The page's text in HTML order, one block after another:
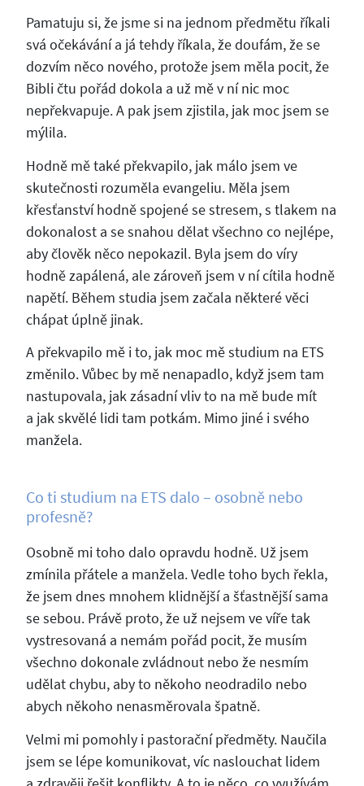
Pamatuju si, že jsme si na jednom předmětu říkali
svá očekávání a já tehdy říkala, že doufám, že se
dozvím něco nového, protože jsem měla pocit, že
Bibli čtu pořád dokola a už mě v ní nic moc
nepřekvapuje. A pak jsem zjistila, jak moc jsem se
mýlila.
Hodně mě také překvapilo, jak málo jsem ve
skutečnosti rozuměla evangeliu. Měla jsem
křesťanství hodně spojené se stresem, s tlakem na
dokonalost a se snahou dělat všechno co nejlépe,
aby člověk něco nepokazil. Byla jsem do víry
hodně zapálená, ale zároveň jsem v ní cítila hodně
napětí. Během studia jsem začala některé věci
chápat úplně jinak.
A překvapilo mě i to, jak moc mě studium na ETS
změnilo. Vůbec by mě nenapadlo, když jsem tam
nastupovala, jak zásadní vliv to na mě bude mít
a jak skvělé lidi tam potkám. Mimo jiné i svého
manžela.
Co ti studium na ETS dalo – osobně nebo
profesně?
Osobně mi toho dalo opravdu hodně. Už jsem
zmínila přátele a manžela. Vedle toho bych řekla,
že jsem dnes mnohem klidnější a šťastnější sama
se sebou. Právě proto, že už nejsem ve víře tak
vystresovaná a nemám pořád pocit, že musím
všechno dokonale zvládnout nebo že nesmím
udělat chybu, aby to někoho neodradilo nebo
abych někoho nenasměrovala špatně.
Velmi mi pomohly i pastorační předměty. Naučila
jsem se lépe komunikovat, víc naslouchat lidem